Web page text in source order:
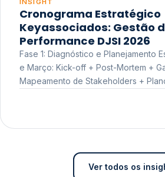
INSIGHT
Cronograma Estratégico
Keyassociados: Gestão
Performance DJSI 2026
Fase 1: Diagnóstico e Planejamento
e Março: Kick-off + Post-Mortem +
Mapeamento de Stakeholders +
Ver todos os